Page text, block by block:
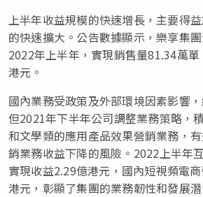
上半年收益規模的快速增長，主要得
的快速擴大。公告數據顯示，樂享集
2022年上半年，實現銷售量81.34萬
港元。
國內業務受政策及外部環境因素影響
但2021年下半年公司調整業務策略，
和文學類的應用產品效果營銷業務，
銷業務收益下降的風險。2022上半年
實現收益2.29億港元，國內短視頻電
港元，彰顯了集團的業務韌性和發展潛